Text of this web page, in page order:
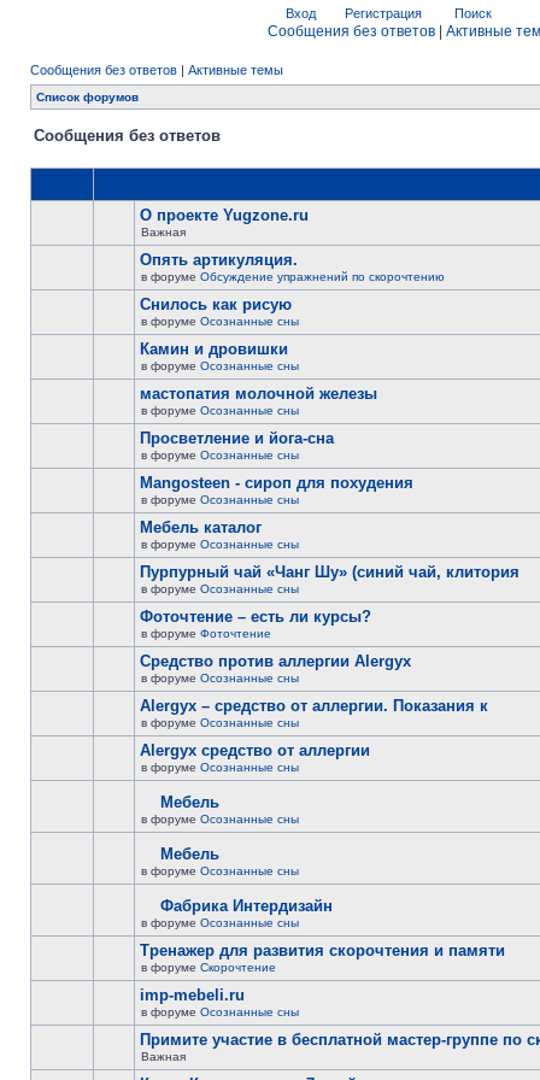
Вход Регистрация Поиск
Сообщения без ответов Активные
Сообщения без ответов | Активные темы
Список форумов
Сообщения без ответов
О проекте Yugzone.ru
Важная
Опять артикуляция.
в форуме Обсуждение упражнений по скорочтению
Снилось как рисую
в форуме Осознанные сны
Камин и дровишки
в форуме Осознанные сны
мастопатия молочной железы
в форуме Осознанные сны
Просветление и йога-сна
в форуме Осознанные сны
Mangosteen - сироп для похудения
в форуме Осознанные сны
Мебель каталог
в форуме Осознанные сны
Пурпурный чай «Чанг Шу» (синий чай, клитория
в форуме Осознанные сны
Фоточтение – есть ли курсы?
в форуме Фоточтение
Cредство против аллергии Alergyx
в форуме Осознанные сны
Alergyx – средство от аллергии. Показания к
в форуме Осознанные сны
Alergyx средство от аллергии
в форуме Осознанные сны
Мебель
в форуме Осознанные сны
Мебель
в форуме Осознанные сны
Фабрика Интердизайн
в форуме Осознанные сны
Тренажер для развития скорочтения и памяти
в форуме Скорочтение
imp-mebeli.ru
в форуме Осознанные сны
Примите участие в бесплатной мастер-группе по
Важная